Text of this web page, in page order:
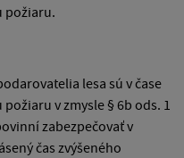
požiaru.
lesa sú v čase
v zmysle § 6b ods. 1
zabezpečovať v
čas zvýšeného